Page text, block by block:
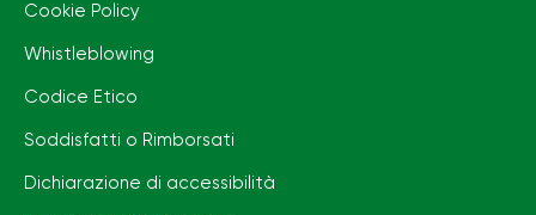
Cookie Policy
Whistleblowing
Codice Etico
Soddisfatti o Rimborsati
Dichiarazione di accessibilità